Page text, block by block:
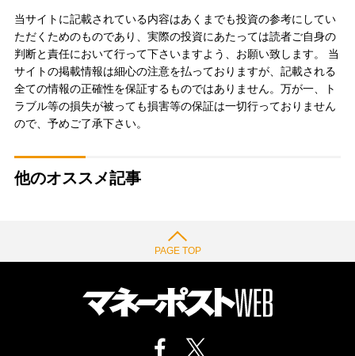
当サイトに記載されている内容はあくまでも投資の参考にしてい
ただくためのものであり、実際の投資にあたっては読者ご自身の
判断と責任において行って下さいますよう、お願い致します。 当
サイトの掲載情報は細心の注意を払っておりますが、記載される
全ての情報の正確性を保証するものではありません。万が一、ト
ラブル等の損失が被っても損害等の保証は一切行っておりません
ので、予めご了承下さい。
他のオススメ記事
PAGE TOP